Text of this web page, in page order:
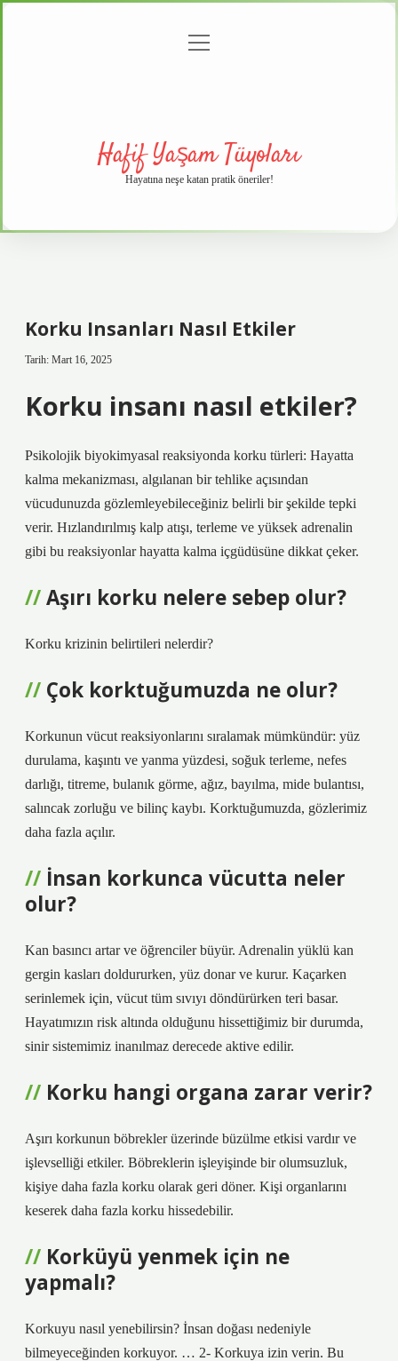
menüyü
Hafif Yaşam Tüyoları
Hayatına neşe katan pratik öneriler!
Korku Insanları Nasıl Etkiler
Tarih: Mart 16, 2025
Korku insanı nasıl etkiler?
Psikolojik biyokimyasal reaksiyonda korku türleri: Hayatta
kalma mekanizması, algılanan bir tehlike açısından
vücudunuzda gözlemleyebileceğiniz belirli bir şekilde tepki
verir. Hızlandırılmış kalp atışı, terleme ve yüksek adrenalin
gibi bu reaksiyonlar hayatta kalma içgüdüsüne dikkat çeker.
Aşırı korku nelere sebep olur?
Korku krizinin belirtileri nelerdir?
Çok korktuğumuzda ne olur?
Korkunun vücut reaksiyonlarını sıralamak mümkündür: yüz
durulama, kaşıntı ve yanma yüzdesi, soğuk terleme, nefes
darlığı, titreme, bulanık görme, ağız, bayılma, mide bulantısı,
salıncak zorluğu ve bilinç kaybı. Korktuğumuzda, gözlerimiz
daha fazla açılır.
İnsan korkunca vücutta neler
olur?
Kan basıncı artar ve öğrenciler büyür. Adrenalin yüklü kan
gergin kasları doldururken, yüz donar ve kurur. Kaçarken
serinlemek için, vücut tüm sıvıyı döndürürken teri basar.
Hayatımızın risk altında olduğunu hissettiğimiz bir durumda,
sinir sistemimiz inanılmaz derecede aktive edilir.
Korku hangi organa zarar verir?
Aşırı korkunun böbrekler üzerinde büzülme etkisi vardır ve
işlevselliği etkiler. Böbreklerin işleyişinde bir olumsuzluk,
kişiye daha fazla korku olarak geri döner. Kişi organlarını
keserek daha fazla korku hissedebilir.
Korküyü yenmek için ne
yapmalı?
Korkuyu nasıl yenebilirsin? İnsan doğası nedeniyle
bilmeyeceğinden korkuyor. … 2- Korkuya izin verin. Bu